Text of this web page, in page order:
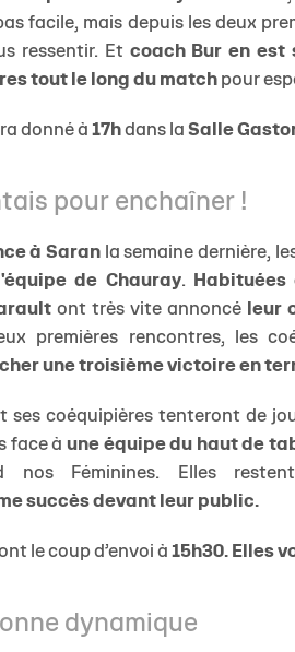
facile, mais depuis les deux
ressentir. Et coach Bur en est
tout le long du match pour
donné à 17h dans la Salle
pour enchaîner !
à Saran la semaine dernière,
de Chauray.
ont très vite annoncé leur
premières rencontres, les
une troisième victoire en
ses coéquipières tenteront de
face à une équipe du haut de
nos Féminines. Elles restent
succès devant leur public.
le coup d’envoi à 15 h30. Elles
dynamique